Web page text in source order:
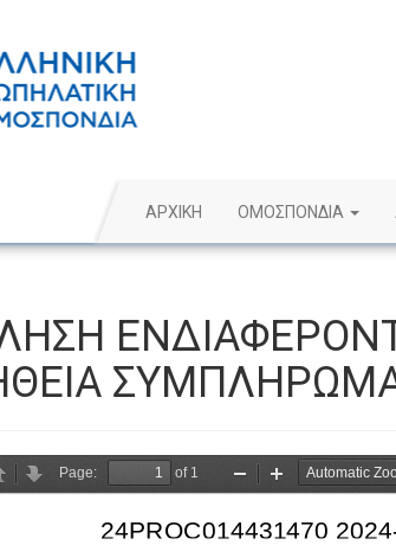
ΑΡΧΙΚΗ ΟΜΟΣΠΟΝΔΙΑ